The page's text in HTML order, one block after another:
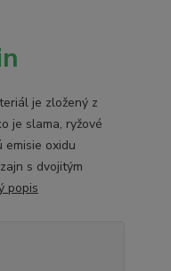
je zložený z
je slama, ryžové
emisie oxidu
s dvojitým
popis